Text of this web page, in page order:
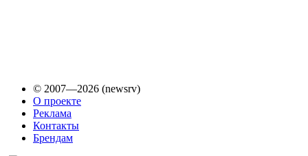
© 2007—2026 (newsrv)
О проекте
Реклама
Контакты
Брендам